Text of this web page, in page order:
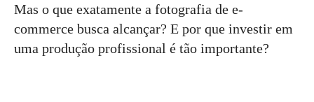
Mas o que exatamente a fotografia de e-
commerce busca alcançar? E por que investir em
uma produção profissional é tão importante?